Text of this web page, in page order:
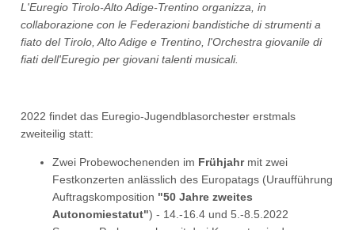
L'Euregio Tirolo-Alto Adige-Trentino organizza, in
collaborazione con le Federazioni bandistiche di strumenti a
fiato del Tirolo, Alto Adige e Trentino, l'Orchestra giovanile di
fiati dell'Euregio per giovani talenti musicali.
2022 findet das Euregio-Jugendblasorchester erstmals
zweiteilig statt:
Zwei Probewochenenden im Frühjahrmit zwei
Festkonzerten anlässlich des Europatags (Uraufführung
Auftragskomposition "50 Jahre zweites
Autonomiestatut") - 14.-16.4 und 5.-8.5.2022